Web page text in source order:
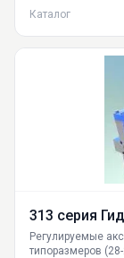
Каталог
313 серия
Регулируемые
типоразмеров